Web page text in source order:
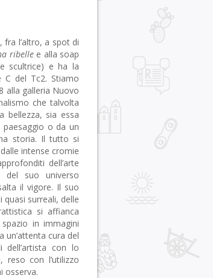
fra l’altro, a spot di
ribellee alla soap
scultrice) e ha la
del Tc2. Stiamo
alla galleria Nuovo
che talvolta
bellezza, sia essa
o da un
storia. Il tutto si
intense cromie
dell’arte
del suo universo
il vigore. Il suo
surreali, delle
si affianca
in immagini
cura del
con lo
reso con l’utilizzo
osserva.